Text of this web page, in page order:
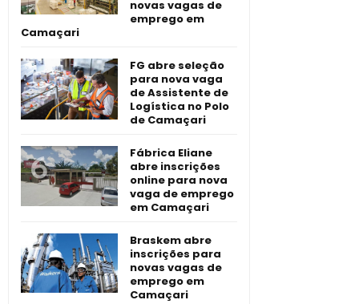
novas vagas de
emprego em
Camaçari
FG abre seleção
para nova vaga
de Assistente de
Logística no Polo
de Camaçari
Fábrica Eliane
abre inscrições
online para nova
vaga de emprego
em Camaçari
Braskem abre
inscrições para
novas vagas de
emprego em
Camaçari